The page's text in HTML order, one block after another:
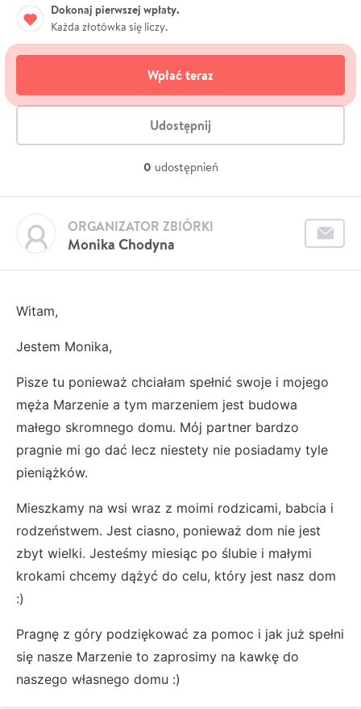
Dokonaj pierwszej wpłaty.
Każda złotówka się liczy.
Wpłać teraz
Udostępnij
0 udostępnień
Monika Chodyna
ORGANIZATOR ZBIÓRKI
Witam,
Jestem Monika,
Pisze tu ponieważ chciałam spełnić swoje i mojego
męża Marzenie a tym marzeniem jest budowa
małego skromnego domu. Mój partner bardzo
pragnie mi go dać lecz niestety nie posiadamy tyle
pieniążków.
Mieszkamy na wsi wraz z moimi rodzicami, babcia i
rodzeństwem. Jest ciasno, ponieważ dom nie jest
zbyt wielki. Jesteśmy miesiąc po ślubie i małymi
krokami chcemy dążyć do celu, który jest nasz dom
:)
Pragnę z góry podziękować za pomoc i jak już spełni
się nasze Marzenie to zaprosimy na kawkę do
naszego własnego domu :)